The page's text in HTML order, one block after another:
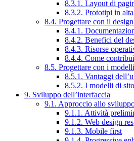
8.3.1. Layout di
8.3.2. Prototipi in
8.4. Progettare con il
8.4.1.
8.4.2. Benefici del
8.4.3. Risorse
8.4.4. Come
8.5. Progettare con i
8.5.1. Vantaggi
8.5.2. I modelli di
9. Sviluppo dell’interfaccia
9.1. Approccio allo
9.1.1. Attività
9.1.2. Web design
9.1.3. Mobile first